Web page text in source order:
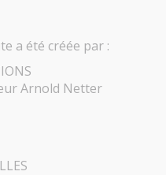
a été créée par :
Arnold Netter